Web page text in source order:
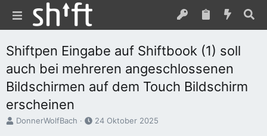
Shiftpen Eingabe auf Shiftbook (1) soll
auch bei mehreren angeschlossenen
Bildschirmen auf dem Touch Bildschirm
erscheinen
E
DonnerWolfBach
E
24 Oktober 2025